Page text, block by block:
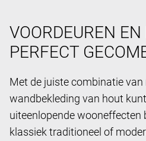
VOORDEUREN
PERFECT
Met de juiste combinatie van
wandbekleding van hout
uiteenlopende wooneffecten
klassiek traditioneel of